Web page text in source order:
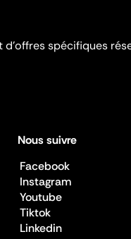
d’offres spécifiques
Nous suivre
Facebook
Instagram
Youtube
Tiktok
Linkedin